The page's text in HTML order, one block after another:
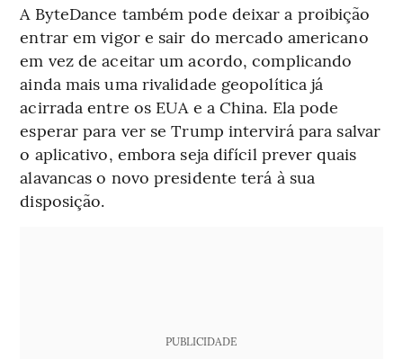
A ByteDance também pode deixar a proibição
entrar em vigor e sair do mercado americano
em vez de aceitar um acordo, complicando
ainda mais uma rivalidade geopolítica já
acirrada entre os EUA e a China. Ela pode
esperar para ver se Trump intervirá para salvar
o aplicativo, embora seja difícil prever quais
alavancas o novo presidente terá à sua
disposição.
PUBLICIDADE